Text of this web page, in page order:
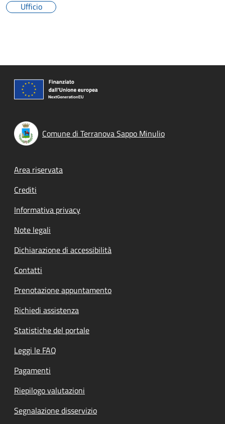
Ufficio
Comune di Terranova Sappo Minulio
Footer menu
Area riservata
Crediti
Informativa privacy
Note legali
Dichiarazione di accessibilità
Contatti
Prenotazione appuntamento
Richiedi assistenza
Statistiche del portale
Leggi le FAQ
Pagamenti
Riepilogo valutazioni
Segnalazione disservizio